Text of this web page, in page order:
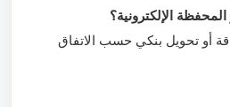
الإلكترونية؟
أو تحويل بنكي حسب الاتفاق